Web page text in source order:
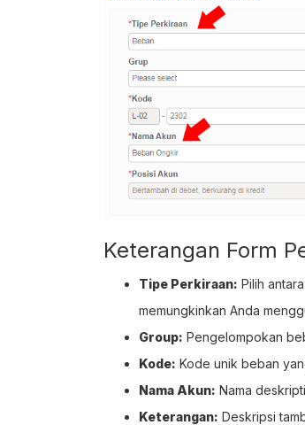
Keterangan Form
Tipe Perkiraan: Pilih
memungkinkan Anda
Group: Pengelompokan
Kode: Kode unik beban
Nama Akun: Nama
Keterangan: Deskripsi